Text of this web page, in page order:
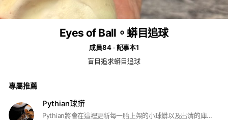
Eyes of Ball。蟒目追球
成員84
記事本1
盲目追求蟒目追球
專屬推薦
Pythian球蟒
Pythian將會在這裡更新每一胎上架的小球蟒以及出清的庫存，不定時還會有福利競標，謝謝大家支持